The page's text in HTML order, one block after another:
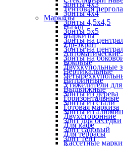
Зонты 4х3
Зонты 4х4
Зонты 4,5х4,5
Зонты 5х5
Зонты на
Зонты на
Зонты на
Двухкупольные
Утяжелители для
Зонты из дерева
Зонты из стали
Зонты из
Зонт для беседки
Зонт садовый
Зонт тент
Тентовая пергола
Маркизы
Назад
Маркизы
Zip-экран
Автоматические
Боковые
Вертикальные
Витринные
Выдвижные
Горизонтальные
Готовая маркиза
Двухсторонние
Для кафе
Для террасы
Кассетные